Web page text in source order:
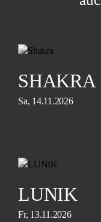
SHAKRA
Sa, 14.11.2026
LUNIK
Fr, 13.11.2026